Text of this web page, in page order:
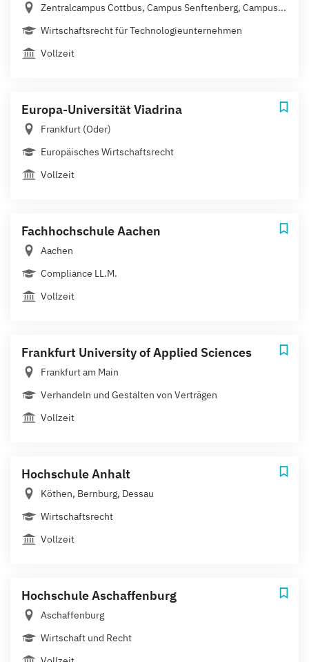
Zentralcampus Cottbus, Campus Senftenberg, Campus...
Wirtschaftsrecht für Technologieunternehmen
Vollzeit
Europa-Universität Viadrina
Frankfurt (Oder)
Europäisches Wirtschaftsrecht
Vollzeit
Fachhochschule Aachen
Aachen
Compliance LL.M.
Vollzeit
Frankfurt University of Applied Sciences
Frankfurt am Main
Verhandeln und Gestalten von Verträgen
Vollzeit
Hochschule Anhalt
Köthen, Bernburg, Dessau
Wirtschaftsrecht
Vollzeit
Hochschule Aschaffenburg
Aschaffenburg
Wirtschaft und Recht